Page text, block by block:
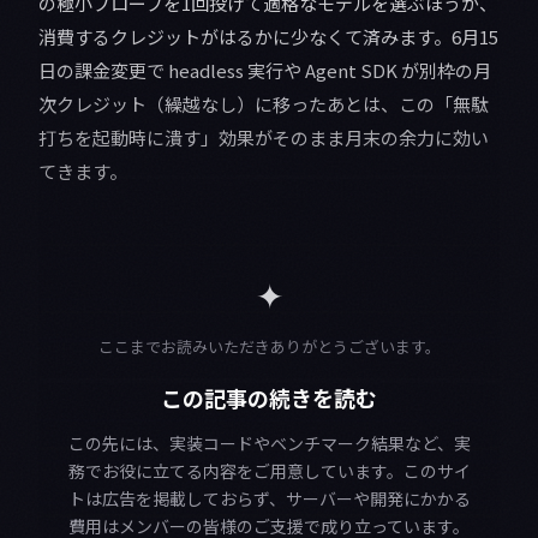
消費するクレジットがはるかに少なくて済みます。6月15
日の課金変更で headless 実行や Agent SDK が別枠の月
次クレジット（繰越なし）に移ったあとは、この「無駄
打ちを起動時に潰す」効果がそのまま月末の余力に効い
てきます。
✦
ここまでお読みいただきありがとうございます。
この記事の続きを読む
この先には、実装コードやベンチマーク結果など、実
務でお役に立てる内容をご用意しています。このサイ
トは広告を掲載しておらず、サーバーや開発にかかる
費用はメンバーの皆様のご支援で成り立っています。